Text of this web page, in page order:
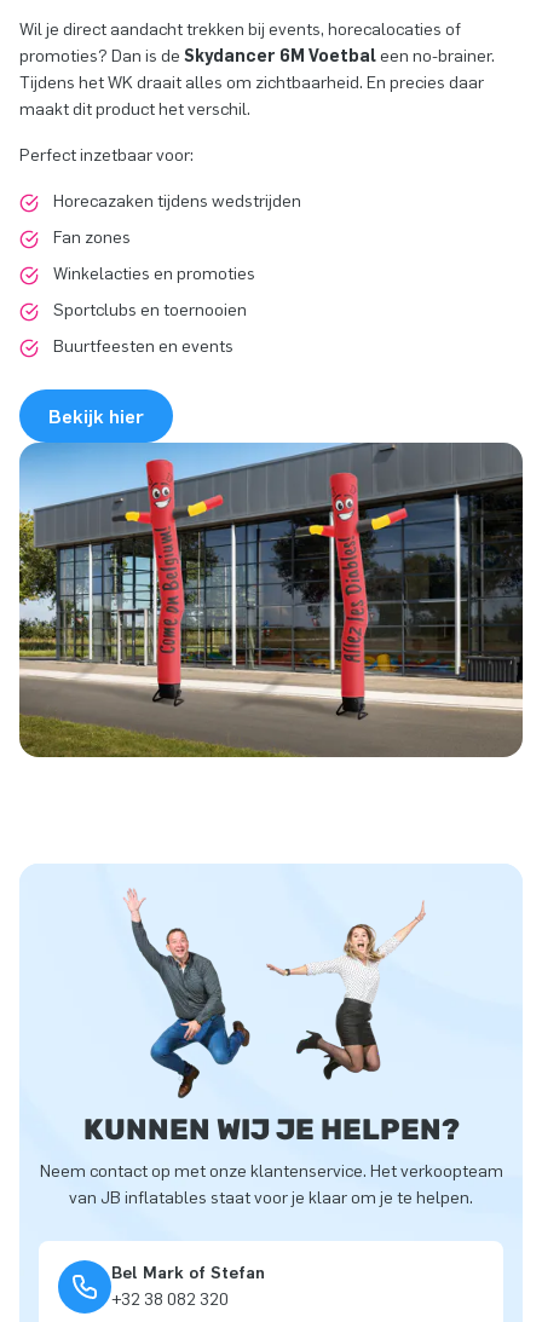
Wil je direct aandacht trekken bij events, horecalocaties of
promoties? Dan is de Skydancer 6M Voetbaleen no-brainer.
Tijdens het WK draait alles om zichtbaarheid. En precies daar
maakt dit product het verschil.
Perfect inzetbaar voor:
Horecazaken tijdens wedstrijden
Fan zones
Winkelacties en promoties
Sportclubs en toernooien
Buurtfeesten en events
Bekijk hier
KUNNEN WIJ JE HELPEN?
Neem contact op met onze klantenservice. Het verkoopteam
van JB inflatables staat voor je klaar om je te helpen.
Bel Mark of Stefan
+32 38 082 320